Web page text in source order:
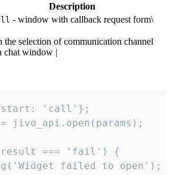
Description
- window with callback request form\
selection of communication channel
chat window |
{start: 'call'};
jivo_api.open(params);
=== 'fail') {
failed to open');